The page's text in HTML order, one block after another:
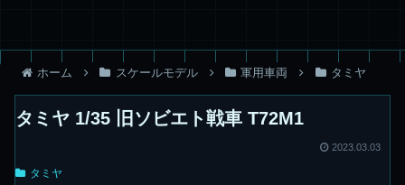
ホーム スケールモデル 軍用車両 タミヤ
タミヤ 1/35 旧ソビエト戦車 T72M1
2023.03.03
タミヤ